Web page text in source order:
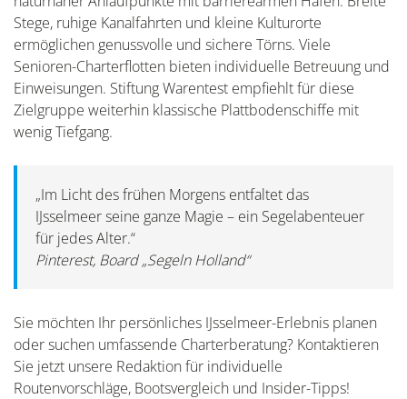
Stege, ruhige Kanalfahrten und kleine Kulturorte
ermöglichen genussvolle und sichere Törns. Viele
Senioren-Charterflotten bieten individuelle Betreuung und
Einweisungen. Stiftung Warentest empfiehlt für diese
Zielgruppe weiterhin klassische Plattbodenschiffe mit
wenig Tiefgang.
„Im Licht des frühen Morgens entfaltet das
IJsselmeer seine ganze Magie – ein Segelabenteuer
für jedes Alter.“
Pinterest, Board „Segeln Holland“
Sie möchten Ihr persönliches IJsselmeer-Erlebnis planen
oder suchen umfassende Charterberatung? Kontaktieren
Sie jetzt unsere Redaktion für individuelle
Routenvorschläge, Bootsvergleich und Insider-Tipps!